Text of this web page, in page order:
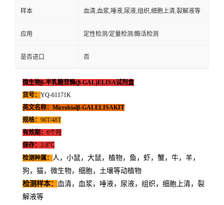
样本 血清,血浆,唾液,尿液,组织,细胞上清,裂解液等
应用 定性检测/定量检测/酶活检测
是否进口 否
微生物β-半乳糖苷酶(β-GAL)ELISA试剂盒
货号： YQ-61171K
英文名称：Microbialβ-GALELISAKIT
规格： 96T/48T
有效期： 6个月
保存： 2-8℃
检测种属： 人，小鼠，大鼠，植物，鱼，虾，蟹，牛，羊，
狗，猫，微生物，细胞，土壤等动植物
检测样本：
血清，血浆，唾液，尿液，组织，细胞上清，裂
解液等